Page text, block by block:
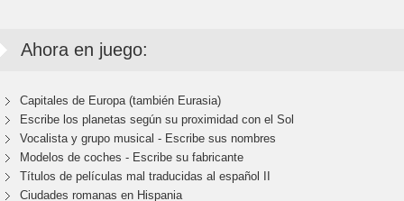
Ahora en juego:
Capitales de Europa (también Eurasia)
Escribe los planetas según su proximidad con el Sol
Vocalista y grupo musical - Escribe sus nombres
Modelos de coches - Escribe su fabricante
Títulos de películas mal traducidas al español II
Ciudades romanas en Hispania